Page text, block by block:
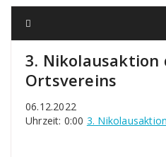
3. Nikolausaktion
Ortsvereins
06.12.2022
Uhrzeit: 0:00 3.